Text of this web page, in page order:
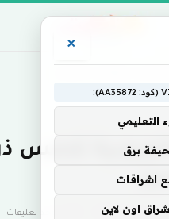
تلامس
أبريل 29, 2024 لا توجد تعليقات
×
التعليمي
برق
اشراقات
اون لاين